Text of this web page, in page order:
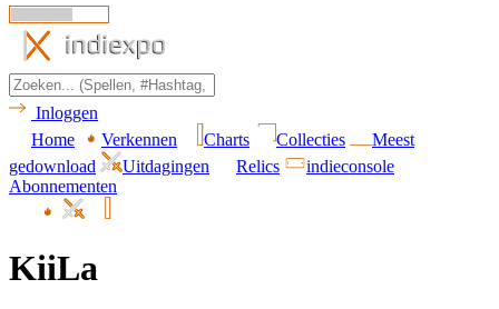
Inloggen
Home
Verkennen Charts Collecties
Meest
gedownload
Uitdagingen Relics
indieconsole
Abonnementen
KiiLa